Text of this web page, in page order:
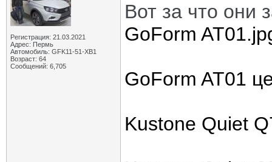
Регистрация: 21.03.2021
Адрес: Пермь
Автомобиль: GFK11-51-ХВ1
Возраст: 64
Сообщений: 6,705
Вот за что они
GoForm
GoForm AT01
Kustone Quiet